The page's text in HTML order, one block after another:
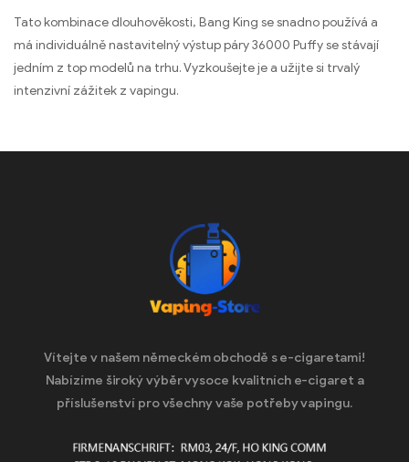
Tato kombinace dlouhověkosti, Bang King se snadno používá a
má individuálně nastavitelný výstup páry 36000 Puffy se stávají
jedním z top modelů na trhu. Vyzkoušejte je a užijte si trvalý
intenzivní zážitek z vapingu.
Vítejte v našem německém obchodě s e-cigaretami!
Nabízíme široký výběr vysoce kvalitních e-cigaret a
příslušenství pro všechny vaše potřeby vapingu.